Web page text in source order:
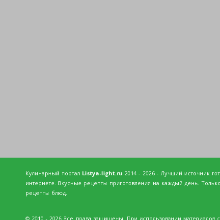
Кулинарный портал Listya-light.ru 2014 - 2026 - Лучший источник
интернете. Вкусные рецепты приготовления на каждый день.
рецепты блюд.
© 2010 - 2026 Все права защищены. При использовании материалов